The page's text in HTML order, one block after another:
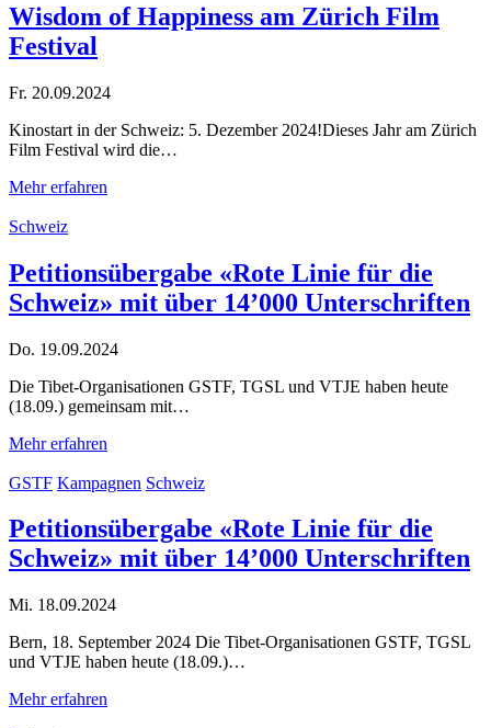
Wisdom of Happiness am Zürich Film
Festival
Fr. 20.09.2024
Kinostart in der Schweiz: 5. Dezember 2024!Dieses Jahr am Zürich
Film Festival wird die…
Mehr erfahren
Schweiz
Petitionsübergabe «Rote Linie für die
Schweiz» mit über 14’000 Unterschriften
Do. 19.09.2024
Die Tibet-Organisationen GSTF, TGSL und VTJE haben heute
(18.09.) gemeinsam mit…
Mehr erfahren
GSTF Kampagnen Schweiz
Petitionsübergabe «Rote Linie für die
Schweiz» mit über 14’000 Unterschriften
Mi. 18.09.2024
Bern, 18. September 2024 Die Tibet-Organisationen GSTF, TGSL
und VTJE haben heute (18.09.)…
Mehr erfahren